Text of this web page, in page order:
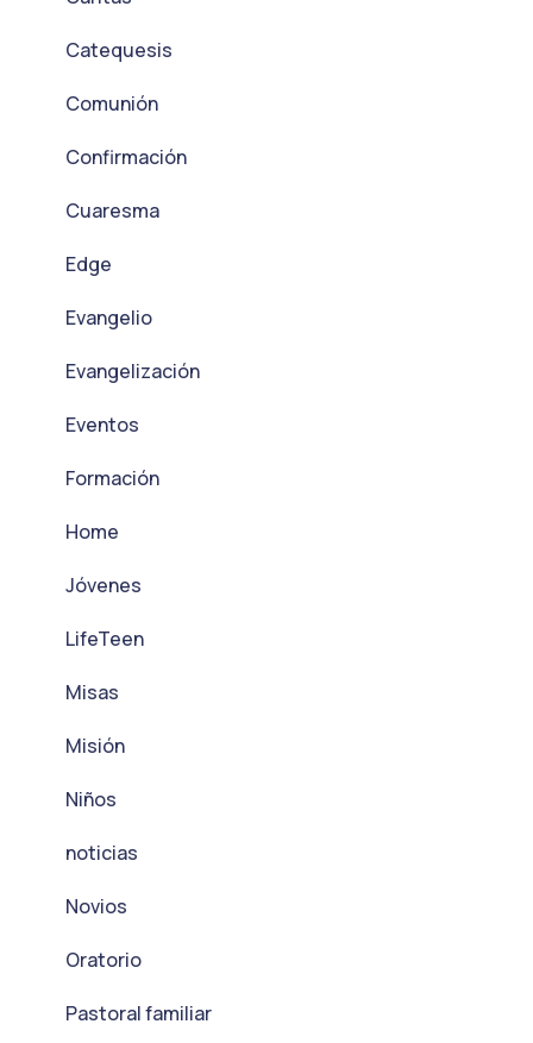
Catequesis
Comunión
Confirmación
Cuaresma
Edge
Evangelio
Evangelización
Eventos
Formación
Home
Jóvenes
LifeTeen
Misas
Misión
Niños
noticias
Novios
Oratorio
Pastoral familiar